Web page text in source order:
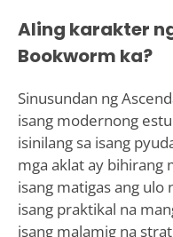
Aling karakter
Bookworm ka?
Sinusundan ng
isang modernong
isinilang sa isang
mga aklat ay bihirang
isang matigas ang
isang praktikal na
isang malamig na